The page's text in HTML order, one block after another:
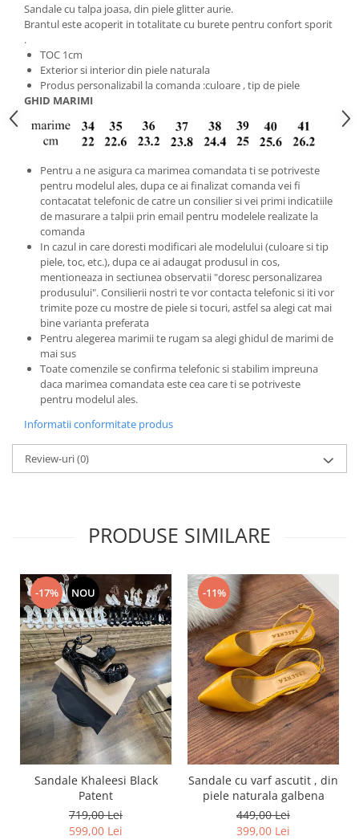
Sandale cu talpa joasa, din piele glitter aurie.
Brantul este acoperit in totalitate cu burete pentru confort sporit
.
TOC 1cm
Exterior si interior din piele naturala
Produs personalizabil la comanda :culoare , tip de piele
GHID MARIMI
Pentru a ne asigura ca marimea comandata ti se potriveste
pentru modelul ales, dupa ce ai finalizat comanda vei fi
contacatat telefonic de catre un consilier si vei primi indicatiile
de masurare a talpii prin email pentru modelele realizate la
comanda
In cazul in care doresti modificari ale modelului (culoare si tip
piele, toc, etc.), dupa ce ai adaugat produsul in cos,
mentioneaza in sectiunea observatii "doresc personalizarea
produsului". Consilierii nostri te vor contacta telefonic si iti vor
trimite poze cu mostre de piele si tocuri, astfel sa alegi cat mai
bine varianta preferata
Pentru alegerea marimii te rugam sa alegi ghidul de marimi de
mai sus
Toate comenzile se confirma telefonic si stabilim impreuna
daca marimea comandata este cea care ti se potriveste
pentru modelul ales.
Informatii conformitate produs
Review-uri(0)
PRODUSE SIMILARE
-17% NOU
Sandale Khaleesi Black
Patent
719,00 Lei
599,00 Lei
-11%
Sandale cu varf ascutit , din
piele naturala galbena
449,00 Lei
399,00 Lei